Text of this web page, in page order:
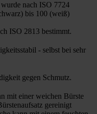
nach ISO 7724
bis 100 (weiß)
ISO 2813 bestimmt.
- selbst bei sehr
gegen Schmutz.
mit einer weichen Bürste
gereinigt